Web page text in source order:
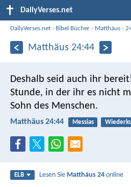
DailyVerses.net
DailyVerses.net › Bibel Bücher › Matthäus ›
Matthäus 24:44
Deshalb seid auch ihr
Stunde, in der ihr es nicht
Sohn des Menschen.
Matthäus 24:44 Messias
ELB Lesen Sie Matthäus 24 online